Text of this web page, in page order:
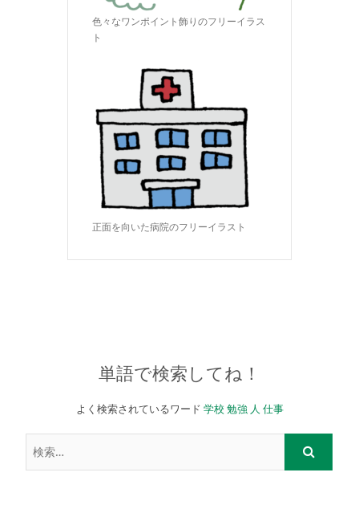
色々なワンポイント飾りのフリーイラス
ト
正面を向いた病院のフリーイラスト
単語で検索してね！
よく検索されているワード 学校 勉強 人 仕事